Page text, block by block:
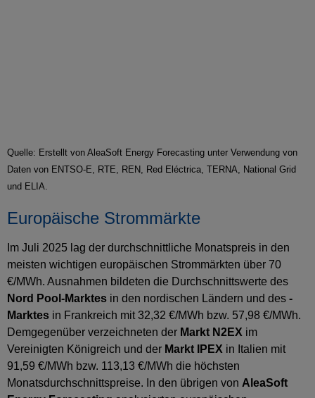
Quelle: Erstellt von AleaSoft Energy Forecasting unter Verwendung von
Daten von ENTSO-E, RTE, REN, Red Eléctrica, TERNA, National Grid
und ELIA.
Europäische Strommärkte
Im Juli 2025 lag der durchschnittliche Monatspreis in den
meisten wichtigen europäischen Strommärkten über 70
€/MWh. Ausnahmen bildeten die Durchschnittswerte des
Nord Pool-Marktes in den nordischen Ländern und des -
Marktes in Frankreich mit 32,32 €/MWh bzw. 57,98 €/MWh.
Demgegenüber verzeichneten der Markt N2EX im
Vereinigten Königreich und der Markt IPEX in Italien mit
91,59 €/MWh bzw. 113,13 €/MWh die höchsten
Monatsdurchschnittspreise. In den übrigen von AleaSoft